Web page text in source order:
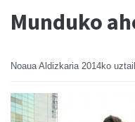
Munduko
Noaua Aldizkaria 2014ko